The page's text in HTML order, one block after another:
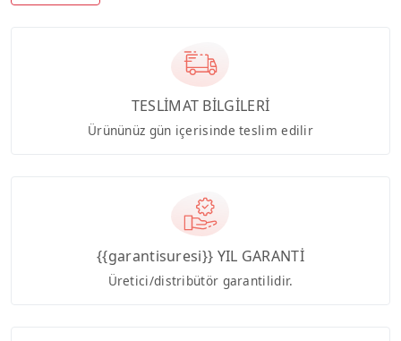
TESLİMAT BİLGİLERİ
Ürününüz gün içerisinde teslim edilir
{{garantisuresi}} YIL GARANTİ
Üretici/distribütör garantilidir.